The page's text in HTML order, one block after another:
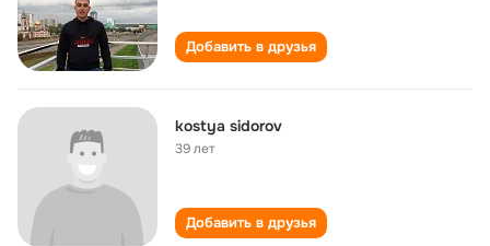
Добавить в друзья
kostya sidorov
39 лет
Добавить в друзья